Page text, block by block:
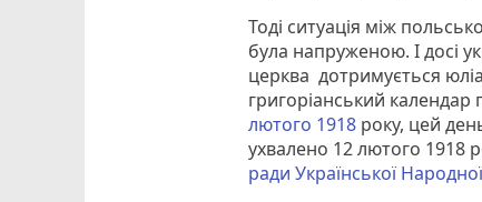
Тоді ситуація між
була напруженою. І досі
церква дотримується
григоріанський календар
лютого 1918 року, цей
ухвалено 12 лютого 1918
ради Української